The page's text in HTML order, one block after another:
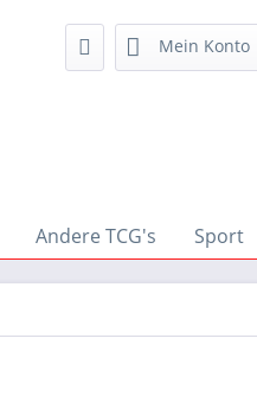
Mein Konto
Andere TCG's Sport